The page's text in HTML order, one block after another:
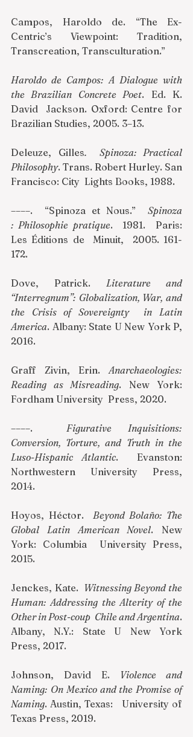
Campos, Haroldo de. “The Ex-
Centric’s Viewpoint: Tradition,
Transcreation, Transculturation.”
Haroldo de Campos: A Dialogue with
the Brazilian Concrete Poet. Ed. K.
David  Jackson. Oxford: Centre for
Brazilian Studies, 2005. 3–13.
Deleuze, Gilles.  Spinoza: Practical
Philosophy. Trans. Robert Hurley. San
Francisco: City  Lights Books, 1988.
––––.  “Spinoza et Nous.” Spinoza
: Philosophie pratique.  1981.  Paris:
Les Éditions de  Minuit,  2005. 161-
172.
Dove, Patrick. Literature and
“Interregnum”: Globalization, War, and
the Crisis of Sovereignty
in Latin
America. Albany: State U New York P,
2016.
Graff Zivin, Erin. Anarchaeologies:
Reading as Misreading. New York:
Fordham University  Press, 2020.
––––. Figurative Inquisitions:
Conversion, Torture, and Truth in the
Luso-Hispanic Atlantic.  Evanston:
Northwestern University Press,
2014.
Hoyos, Héctor. Beyond Bolaño: The
Global Latin American Novel. New
York: Columbia  University Press,
2015.
Jenckes, Kate. Witnessing Beyond the
Human: Addressing the Alterity of the
Other in Post-coup Chile and Argentina.
Albany, N.Y.: State U New York
Press, 2017.
Johnson, David E. Violence and
Naming: On Mexico and the Promise of
Naming. Austin, Texas:   University of
Texas Press, 2019.